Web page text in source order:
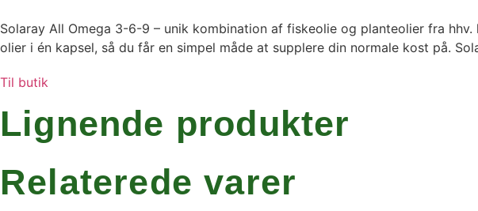
Solaray All Omega 3-6-9 – unik kombination af fiskeolie og planteolier fra
olier i én kapsel, så du får en simpel måde at supplere din normale kost på.
Til butik
Lignende produkter
Relaterede varer